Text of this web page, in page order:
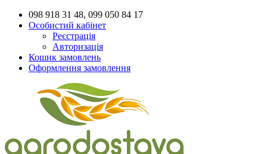
098 918 31 48, 099 050 84 17
Особистий кабінет
Реєстрація
Авторизація
Кошик замовлень
Оформлення замовлення